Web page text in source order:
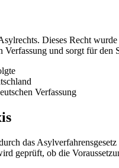
Dieses Recht
und sorgt für
Verfassung
das
geprüft, ob die